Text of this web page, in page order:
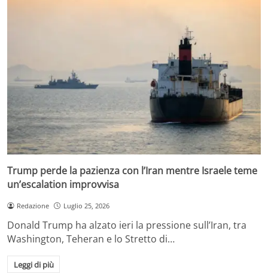
Trump perde la pazienza con l’Iran mentre Israele teme
un’escalation improvvisa
Redazione Luglio 25, 2026
Donald Trump ha alzato ieri la pressione sull’Iran, tra
Washington, Teheran e lo Stretto di…
Leggi di più